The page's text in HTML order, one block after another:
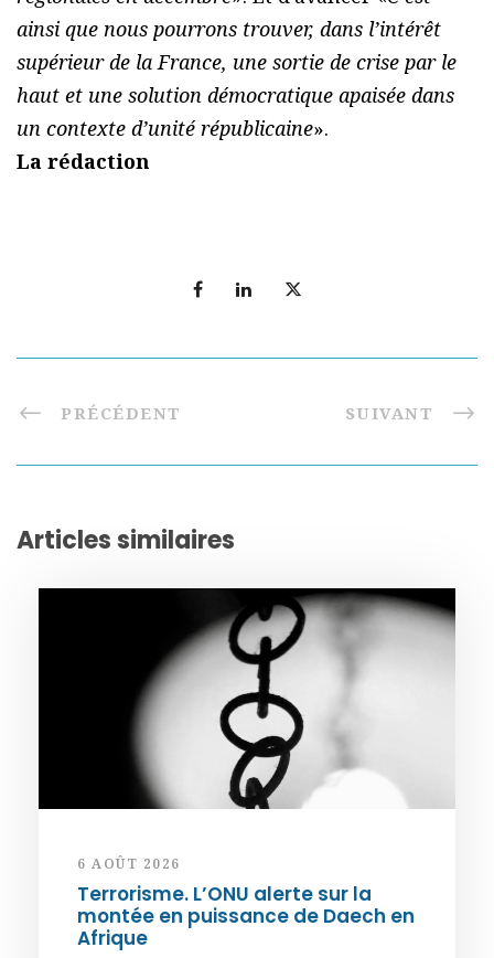
ainsi que nous pourrons trouver, dans l’intérêt
supérieur de la France, une sortie de crise par le
haut et une solution démocratique apaisée dans
un contexte d’unité républicaine».
La rédaction
PRÉCÉDENT SUIVANT
Articles similaires
6 AOÛT 2026
Terrorisme. L’ONU alerte sur la
montée en puissance de Daech en
Afrique